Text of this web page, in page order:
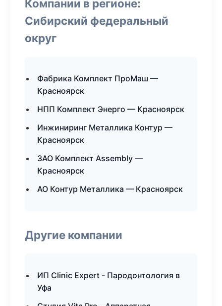
Компании в регионе:
Сибирский федеральный
округ
Фабрика Комплект ПроМаш —
Красноярск
НПП Комплект Энерго — Красноярск
Инжиниринг Металлика Контур —
Красноярск
ЗАО Комплект Assembly —
Красноярск
АО Контур Металлика — Красноярск
Другие компании
ИП Clinic Expert - Пародонтология в
Уфа